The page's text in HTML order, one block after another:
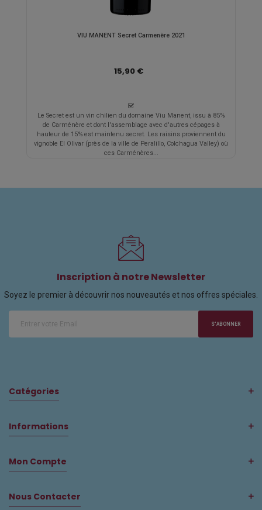
VIU MANENT Secret Carmenère 2021
15,90 €
Le Secret est un vin chilien du domaine Viu Manent, issu à 85%
de Carménère et dont l'assemblage avec d'autres cépages à
hauteur de 15% est maintenu secret. Les raisins proviennent du
vignoble El Olivar (près de la ville de Peralillo, Colchagua Valley) où
ces Carménères...
Inscription à notre Newsletter
Soyez le premier à découvrir nos nouveautés et nos offres spéciales.
S'ABONNER
Catégories
Informations
Mon Compte
Nous Contacter